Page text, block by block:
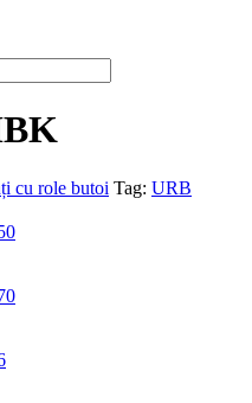
cu role butoi Tag: URB